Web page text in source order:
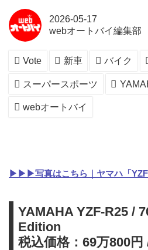
2026-05-17
webオートバイ編集部
Vote 新車 バイク
スーパースポーツ
webオートバイ
▶▶▶写真はこちら｜ヤマハ「YZF-
YAMAHA YZF-R25 /
Edition
税込価格：69万800円